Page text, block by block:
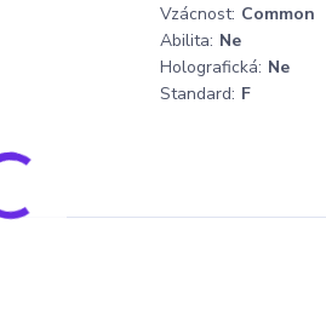
Vzácnost: Common
Abilita: Ne
Holografická: Ne
Standard: F